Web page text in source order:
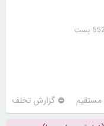
پست
مستقیم گزارش تخلف